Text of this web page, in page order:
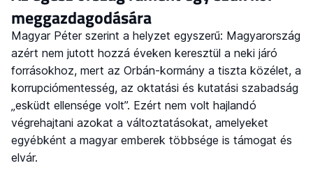
meggazdagodására
Magyar Péter szerint a helyzet egyszerű: Magyarország
azért nem jutott hozzá éveken keresztül a neki járó
forrásokhoz, mert az Orbán-kormány a tiszta közélet, a
korrupciómentesség, az oktatási és kutatási szabadság
„esküdt ellensége volt”. Ezért nem volt hajlandó
végrehajtani azokat a változtatásokat, amelyeket
egyébként a magyar emberek többsége is támogat és
elvár.